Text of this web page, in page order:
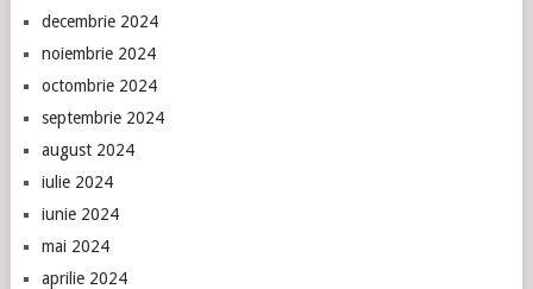
decembrie 2024
noiembrie 2024
octombrie 2024
septembrie 2024
august 2024
iulie 2024
iunie 2024
mai 2024
aprilie 2024